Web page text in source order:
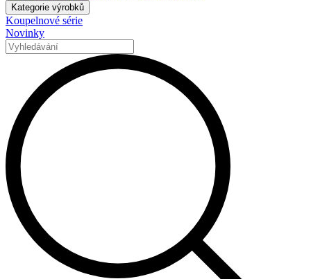
Kategorie výrobků
Koupelnové série
Novinky